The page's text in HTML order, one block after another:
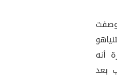
أنه
بعد